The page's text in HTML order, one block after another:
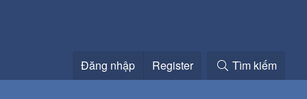
Đăng nhập Register Tìm kiếm